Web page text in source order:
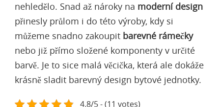
nehledělo. Snad až nároky na moderní design
přinesly průlom i do této výroby, kdy si
můžeme snadno zakoupit barevné rámečky
nebo již přímo složené komponenty v určité
barvě. Je to sice malá věcička, která ale dokáže
krásně sladit barevný design bytové jednotky.
4.8/5 - (11 votes)